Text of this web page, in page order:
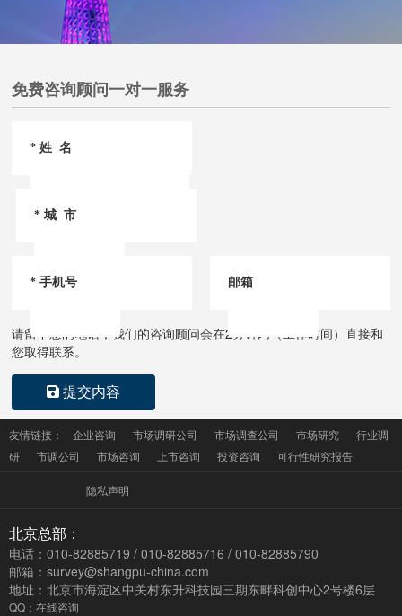
免费咨询顾问一对一服务
*姓 名
*城 市
* 手机号 邮箱
请留下您的电话，我们的咨询顾问会在2分钟内（工作时间）直接和
您取得联系。
提交内容
友情链接： 企业咨询 市场调研公司 市场调查公司 市场研究
行业调
研
市调公司 市场咨询 上市咨询 投资咨询 可行性研究报告
隐私声明
北京总部：
电话：010-82885719 / 010-82885716 / 010-82885790
邮箱：survey@shangpu-china.com
地址：北京市海淀区中关村东升科技园三期东畔科创中心2号楼6层
QQ：在线咨询